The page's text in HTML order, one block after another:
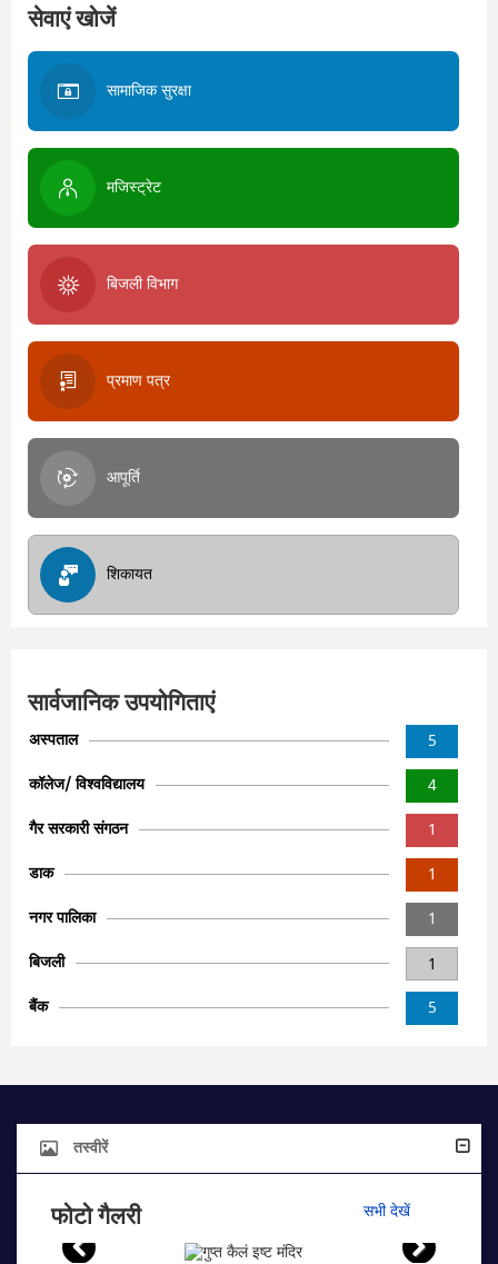
सेवाएं खोजें
सामाजिक सुरक्षा
मजिस्ट्रेट
बिजली विभाग
प्रमाण पत्र
आपूर्ति
शिकायत
सार्वजानिक उपयोगिताएं
5
अस्पताल
4
कॉलेज/ विश्वविद्यालय
1
गैर सरकारी संगठन
1
डाक
1
नगर पालिका
1
बिजली
5
बैंक
तस्वीरें
फोटो गैलरी सभी देखें